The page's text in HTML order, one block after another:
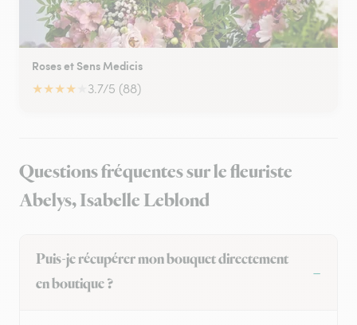
Roses et Sens Medicis
★★★★ 3.7/5 (88)
Questions fréquentes sur le fleuriste
Abelys, Isabelle Leblond
Puis-je récupérer mon bouquet directement
en boutique ?